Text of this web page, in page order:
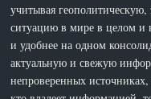
учитывая
ситуацию в мире в целом и
и удобнее на одном
актуальную и свежую
непроверенных